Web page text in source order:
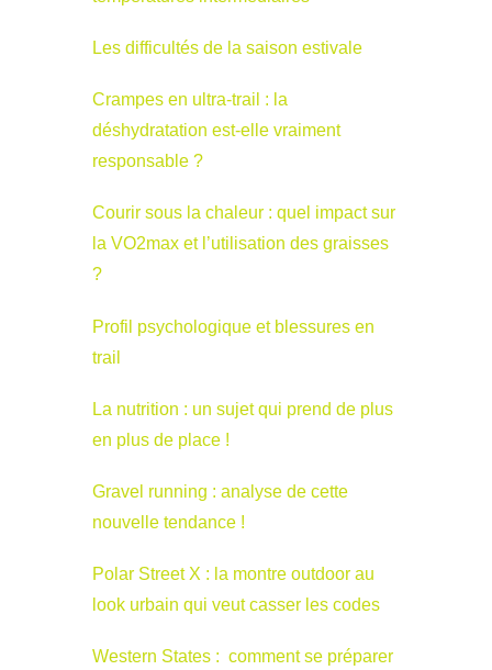
Les difficultés de la saison estivale
Crampes en ultra-trail : la
déshydratation est-elle vraiment
responsable ?
Courir sous la chaleur : quel impact sur
la VO2max et l’utilisation des graisses
?
Profil psychologique et blessures en
trail
La nutrition : un sujet qui prend de plus
en plus de place !
Gravel running : analyse de cette
nouvelle tendance !
Polar Street X : la montre outdoor au
look urbain qui veut casser les codes
Western States : comment se préparer